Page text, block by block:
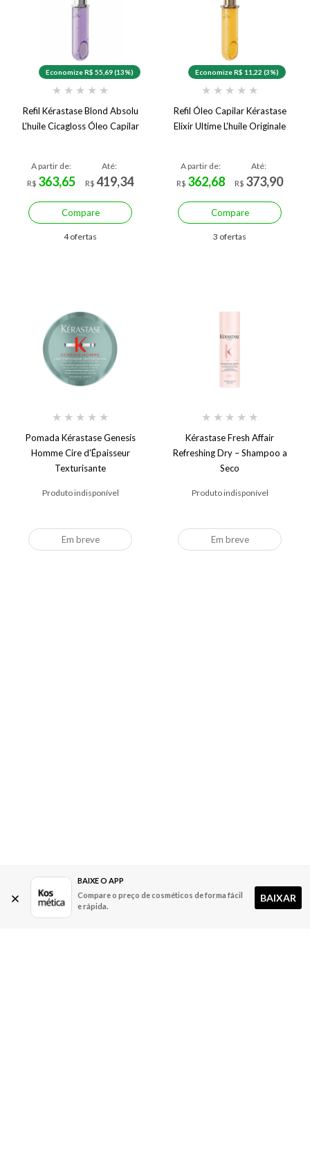
Economize R$ 55,69 (13%)
★ ★ ★ ★ ★
Refil Kérastase Blond Absolu
L'huile Cicagloss Óleo Capilar
A partir de:
R$ 363,65
Até:
R$419,34
Compare
4 ofertas
Economize R$ 11,22 (3%)
★ ★ ★ ★ ★
Refil Óleo Capilar Kérastase
Elixir Ultime L'huile Originale
A partir de:
R$ 362,68
Até:
R$ 373,90
Compare
3 ofertas
★ ★ ★ ★ ★
Pomada Kérastase Genesis
Homme Cire d'Épaisseur
Texturisante
Produto indisponível
Em breve
★ ★ ★ ★ ★
Kérastase Fresh Affair
Refreshing Dry – Shampoo a
Seco
Produto indisponível
Em breve
BAIXE O APP
Compare o preço de cosméticos de forma fácil
e rápida.
BAIXAR